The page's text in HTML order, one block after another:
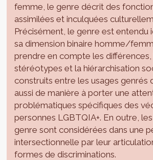
femme, le genre décrit des
assimilées et inculquées
Précisément, le genre est entendu
sa dimension binaire homme/
prendre en compte les différences,
stéréotypes et la hiérarchisation
construits entre les usages genrés
aussi de manière à porter une
problématiques spécifiques des
personnes LGBTQIA+. En outre,
genre sont considérées dans une
intersectionnelle par leur
formes de discriminations.